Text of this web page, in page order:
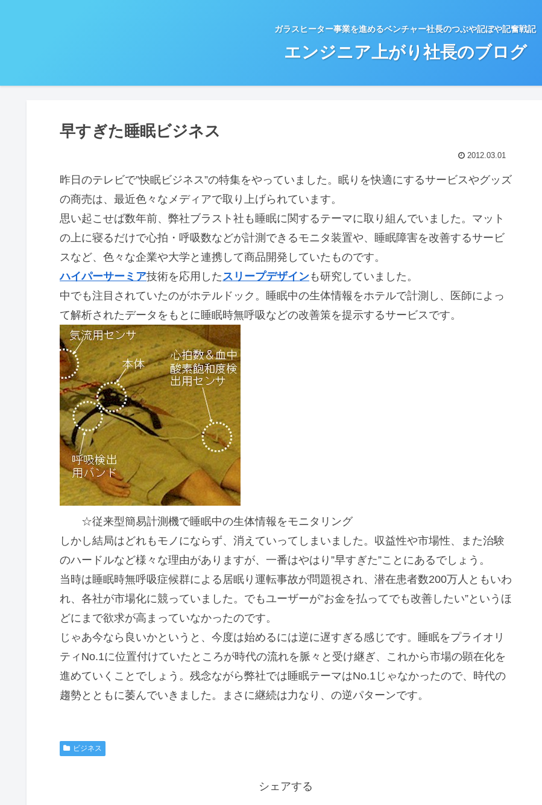
ガラスヒーター事業を進めるベンチャー社長のつぶや記ぼや記奮戦記
エンジニア上がり社長のブログ
早すぎた睡眠ビジネス
2012.03.01
昨日のテレビで”快眠ビジネス”の特集をやっていました。眠りを快適にするサービスやグッズ
の商売は、最近色々なメディアで取り上げられています。
思い起こせば数年前、弊社ブラスト社も睡眠に関するテーマに取り組んでいました。マット
の上に寝るだけで心拍・呼吸数などが計測できるモニタ装置や、睡眠障害を改善するサービ
スなど、色々な企業や大学と連携して商品開発していたものです。
ハイパーサーミア技術を応用した スリープデザインも研究していました。
中でも注目されていたのがホテルドック。睡眠中の生体情報をホテルで計測し、医師によっ
て解析されたデータをもとに睡眠時無呼吸などの改善策を提示するサービスです。
☆従来型簡易計測機で睡眠中の生体情報をモニタリング
しかし結局はどれもモノにならず、消えていってしまいました。収益性や市場性、また治験
のハードルなど様々な理由がありますが、一番はやはり”早すぎた”ことにあるでしょう。
当時は睡眠時無呼吸症候群による居眠り運転事故が問題視され、潜在患者数200万人ともいわ
れ、各社が市場化に競っていました。でもユーザーが”お金を払ってでも改善したい”というほ
どにまで欲求が高まっていなかったのです。
じゃあ今なら良いかというと、今度は始めるには逆に遅すぎる感じです。睡眠をプライオリ
ティNo.1に位置付けていたところが時代の流れを脈々と受け継ぎ、これから市場の顕在化を
進めていくことでしょう。残念ながら弊社では睡眠テーマはNo.1じゃなかったので、時代の
趨勢とともに萎んでいきました。まさに継続は力なり、の逆パターンです。
ビジネス
シェアする